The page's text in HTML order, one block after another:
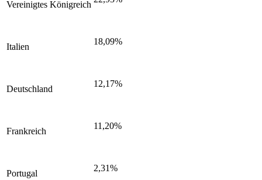
Vereinigtes Königreich
Italien
18,09%
Deutschland
12,17%
Frankreich
11,20%
Portugal
2,31%